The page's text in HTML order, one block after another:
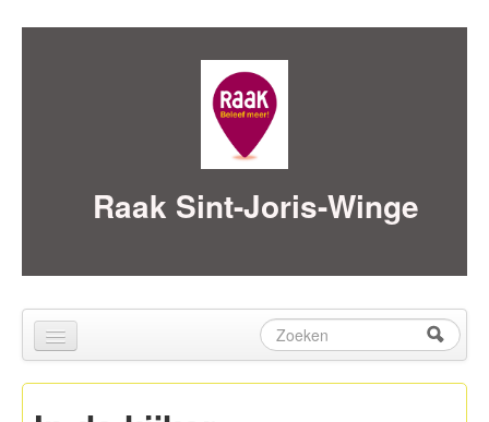
Raak Sint-Joris-Winge
Zoekveld
Zoeken
Home